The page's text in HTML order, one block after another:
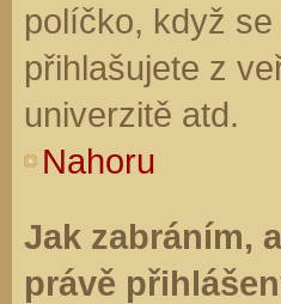
políčko, když
přihlašujete z
univerzitě atd.
Nahoru
Jak zabráním,
právě